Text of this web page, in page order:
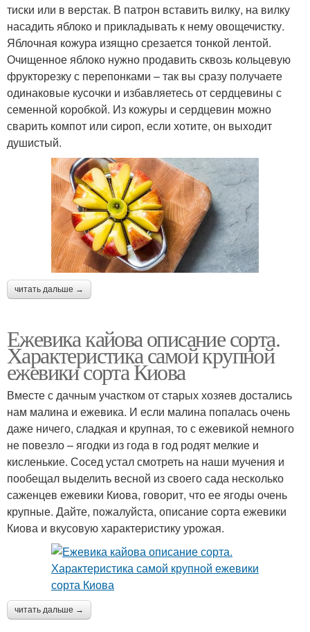
тиски или в верстак. В патрон вставить вилку, на вилку
насадить яблоко и прикладывать к нему овощечистку.
Яблочная кожура изящно срезается тонкой лентой.
Очищенное яблоко нужно продавить сквозь кольцевую
фрукторезку с перепонками – так вы сразу получаете
одинаковые кусочки и избавляетесь от сердцевины с
семенной коробкой. Из кожуры и сердцевин можно
сварить компот или сироп, если хотите, он выходит
душистый.
читать дальше →
Ежевика кайова описание сорта.
Характеристика самой крупной
ежевики сорта Киова
Вместе с дачным участком от старых хозяев достались
нам малина и ежевика. И если малина попалась очень
даже ничего, сладкая и крупная, то с ежевикой немного
не повезло – ягодки из года в год родят мелкие и
кисленькие. Сосед устал смотреть на наши мучения и
пообещал выделить весной из своего сада несколько
саженцев ежевики Киова, говорит, что ее ягоды очень
крупные. Дайте, пожалуйста, описание сорта ежевики
Киова и вкусовую характеристику урожая.
читать дальше →